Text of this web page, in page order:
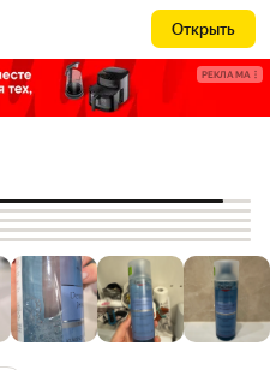
Открыть
РЕКЛАМА